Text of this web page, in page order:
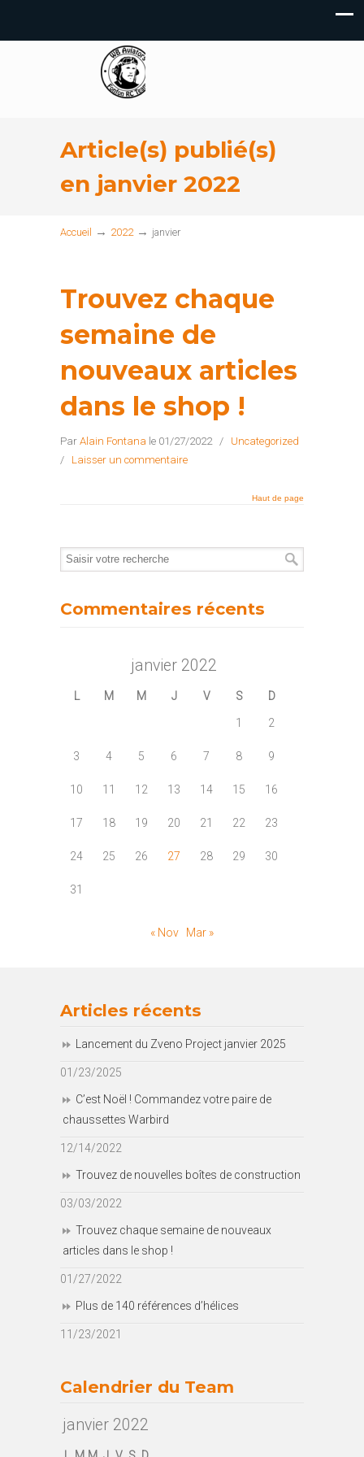
Article(s) publié(s)
en janvier 2022
Accueil → 2022→ janvier
Trouvez chaque
semaine de
nouveaux articles
dans le shop !
Par Alain Fontana le 01/27/2022 /
Uncategorized
/ Laisser un commentaire
Haut de page
Commentaires récents
janvier 2022
L M M J V S D
1 2
3 4 5 6 7 8 9
10 11 12 13 14 15 16
17 18 19 20 21 22 23
24 25 26 27 28 29 30
31
« Nov Mar »
Articles récents
Lancement du Zveno Project janvier 2025
01/23/2025
C’est Noël ! Commandez votre paire de
chaussettes Warbird
12/14/2022
Trouvez de nouvelles boîtes de construction
03/03/2022
Trouvez chaque semaine de nouveaux
articles dans le shop !
01/27/2022
Plus de 140 références d’hélices
11/23/2021
Calendrier du Team
janvier 2022